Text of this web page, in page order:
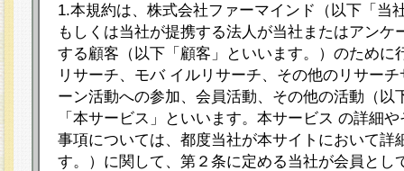
1.本規約は、株式会社ファーマインド（以下「当
もしくは当社が提携する法人が当社またはアンケ
する顧客（以下「顧客」といいます。）のために
リサーチ、モバ イルリサーチ、その他のリサー
ーン活動への参加、会員活動、その他の活動（以
「本サービス」といいます。本サービス の詳細
事項については、都度当社が本サイトにおいて詳
す。）に関して、第２条に定める当社が会員とし